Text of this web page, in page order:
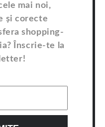
mai noi,
și corecte
shopping-
Înscrie-te la